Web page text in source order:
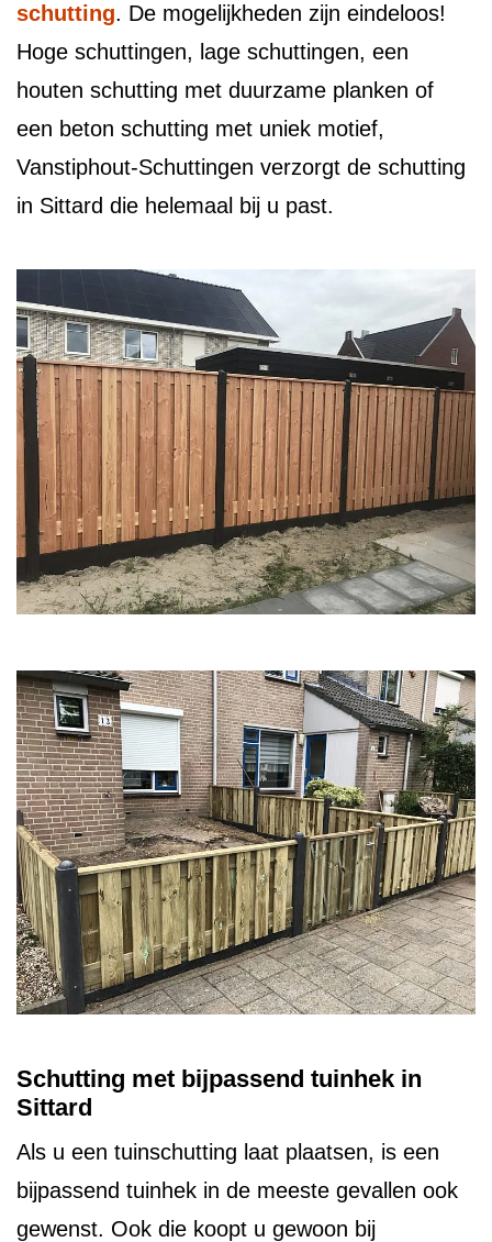
schutting. De mogelijkheden zijn eindeloos!
Hoge schuttingen, lage schuttingen, een
houten schutting met duurzame planken of
een beton schutting met uniek motief,
Vanstiphout-Schuttingen verzorgt de schutting
in Sittard die helemaal bij u past.
Schutting met bijpassend tuinhek in
Sittard
Als u een tuinschutting laat plaatsen, is een
bijpassend tuinhek in de meeste gevallen ook
gewenst. Ook die koopt u gewoon bij